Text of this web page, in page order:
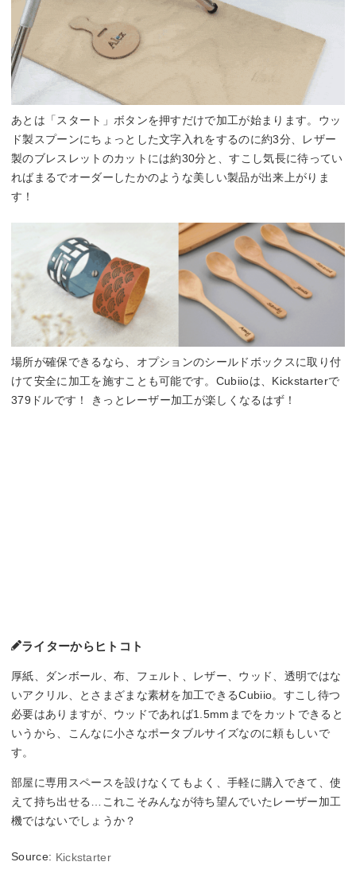
あとは「スタート」ボタンを押すだけで加工が始まります。ウッ
ド製スプーンにちょっとした文字入れをするのに約3分、レザー
製のブレスレットのカットには約30分と、すこし気長に待ってい
ればまるでオーダーしたかのような美しい製品が出来上がりま
す！
場所が確保できるなら、オプションのシールドボックスに取り付
けて安全に加工を施すことも可能です。Cubiioは、Kickstarterで
379ドルです！ きっとレーザー加工が楽しくなるはず！
ライターからヒトコト
厚紙、ダンボール、布、フェルト、レザー、ウッド、透明ではな
いアクリル、とさまざまな素材を加工できるCubiio。すこし待つ
必要はありますが、ウッドであれば1.5mmまでをカットできると
いうから、こんなに小さなポータブルサイズなのに頼もしいで
す。
部屋に専用スペースを設けなくてもよく、手軽に購入できて、使
えて持ち出せる…これこそみんなが待ち望んでいたレーザー加工
機ではないでしょうか？
Source: Kickstarter